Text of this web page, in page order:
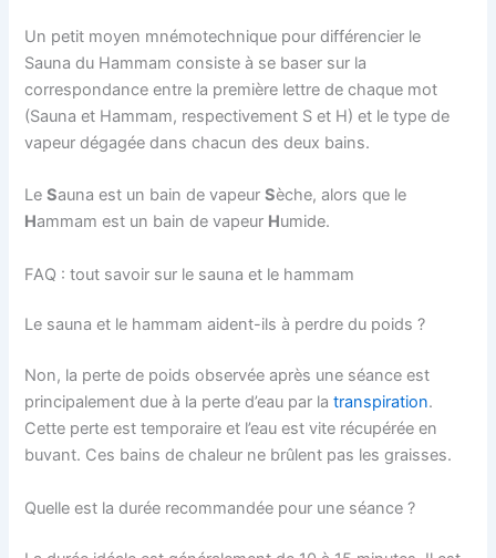
Un petit moyen mnémotechnique pour différencier le
Sauna du Hammam consiste à se baser sur la
correspondance entre la première lettre de chaque mot
(Sauna et Hammam, respectivement S et H) et le type de
vapeur dégagée dans chacun des deux bains.
LeSauna est un bain de vapeurSèche, alors que le
Hammam est un bain de vapeur Humide.
FAQ : tout savoir sur le sauna et le hammam
Le sauna et le hammam aident-ils à perdre du poids ?
Non, la perte de poids observée après une séance est
principalement due à la perte d’eau par latranspiration.
Cette perte est temporaire et l’eau est vite récupérée en
buvant. Ces bains de chaleur ne brûlent pas les graisses.
Quelle est la durée recommandée pour une séance ?